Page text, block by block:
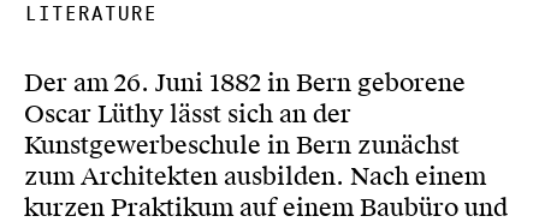
Literature
Der am 26. Juni 1882 in Bern geborene
Oscar Lüthy lässt sich an der
Kunstgewerbeschule in Bern zunächst
zum Architekten ausbilden. Nach einem
kurzen Praktikum auf einem Baubüro und